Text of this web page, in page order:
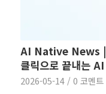
AI Native News |
클릭으로 끝내는
2026-05-14 / 0 코멘트